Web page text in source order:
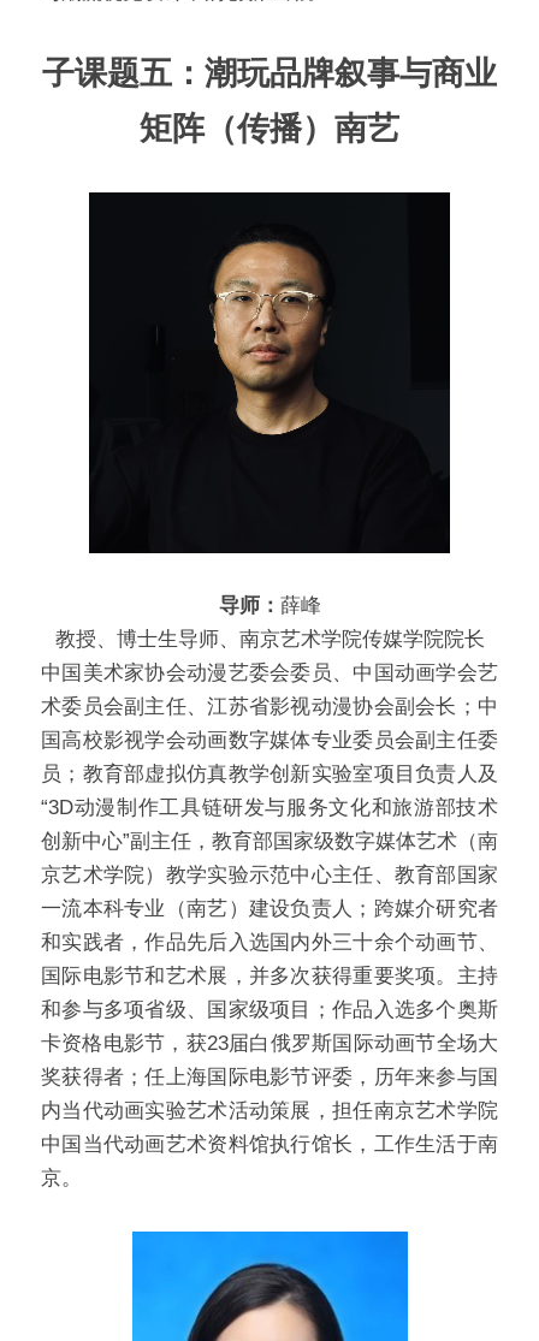
子课题五：潮玩品牌叙事与商业
矩阵（传播）南艺
导师： 薛峰
教授、博士生导师、南京艺术学院传媒学院院长
中国美术家协会动漫艺委会委员、中国动画学会艺
术委员会副主任、江苏省影视动漫协会副会长；中
国高校影视学会动画数字媒体专业委员会副主任委
员；教育部虚拟仿真教学创新实验室项目负责人及
“3D动漫制作工具链研发与服务文化和旅游部技术
创新中心”副主任，教育部国家级数字媒体艺术（南
京艺术学院）教学实验示范中心主任、教育部国家
一流本科专业（南艺）建设负责人；跨媒介研究者
和实践者，作品先后入选国内外三十余个动画节、
国际电影节和艺术展，并多次获得重要奖项。主持
和参与多项省级、国家级项目；作品入选多个奥斯
卡资格电影节，获23届白俄罗斯国际动画节全场大
奖获得者；任上海国际电影节评委，历年来参与国
内当代动画实验艺术活动策展，担任南京艺术学院
中国当代动画艺术资料馆执行馆长，工作生活于南
京。